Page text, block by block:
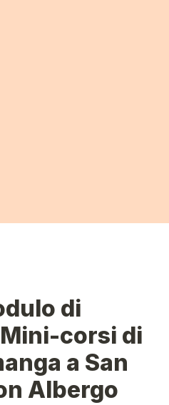
di
corsi di
a San
Albergo